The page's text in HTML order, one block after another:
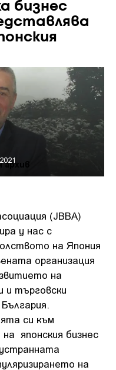
бизнес
архив
(JBBA)
у нас с
на Япония
организация
на
и търговски
си към
японския бизнес
на